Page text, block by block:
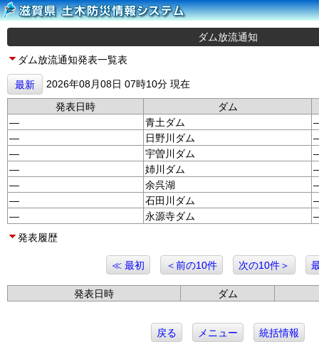
ダム放流通知
ダム放流通知発表一覧表
最新
2026年08月08日 07時10分 現在
発表日時
ダム
—
青土ダム
—
日野川ダム
—
宇曽川ダム
—
姉川ダム
—
余呉湖
—
石田川ダム
—
永源寺ダム
発表履歴
≪ 最初 ＜前の10件 次の10件＞
発表日時 ダム
戻る メニュー 統括情報